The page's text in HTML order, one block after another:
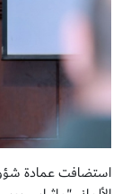
استضافت عمادة